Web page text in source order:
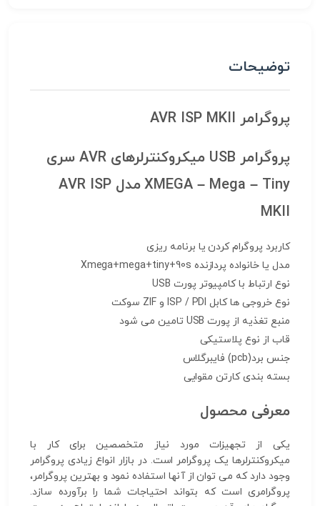
توضیحات
پروگرامر AVR ISP MKII
پروگرامر USB میکروکنترلرهای AVR سری
XMEGA – Mega – Tiny مدل AVR ISP
MKII
کاربرد پروگرام کردن یا برنامه ریزی
مدل یا خانواده پردازنده Xmega+mega+tiny+90s
نوع ارتباط با کامپیوتر پورت USB
نوع خروجی ها کابل ISP / PDI و ZIF سوکت
منبع تغذیه از پورت USB تامین می شود
قاب از نوع پلاستیکی
جنس برد(pcb)
فایبرگلاس
بسته بندی کارتن مقوایی
معرفی محصول
یکی از تجهیزات مورد نیاز متخصصین برای کار با
میکروکنترلرها یک پروگرامر است. در بازار انواع زیادی پروگرامر
وجود دارد که می توان از آنها استفاده نمود و بهترین پروگرامر،
پروگرامری است که بتواند احتیاجات شما را برآورده سازد.